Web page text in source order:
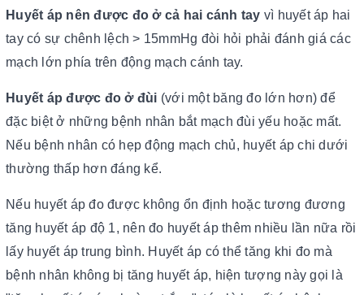
Huyết áp nên được đo ở cả hai cánh tay vì huyết áp hai
tay có sự chênh lệch > 15mmHg đòi hỏi phải đánh giá các
mạch lớn phía trên động mạch cánh tay.
Huyết áp được đo ở đùi (với một băng đo lớn hơn) để
đặc biệt ở những bệnh nhân bắt mạch đùi yếu hoặc mất.
Nếu bệnh nhân có hẹp động mạch chủ, huyết áp chi dưới
thường thấp hơn đáng kể.
Nếu huyết áp đo được không ổn định hoặc tương đương
tăng huyết áp độ 1, nên đo huyết áp thêm nhiều lần nữa rồi
lấy huyết áp trung bình. Huyết áp có thể tăng khi đo mà
bệnh nhân không bị tăng huyết áp, hiện tượng này gọi là